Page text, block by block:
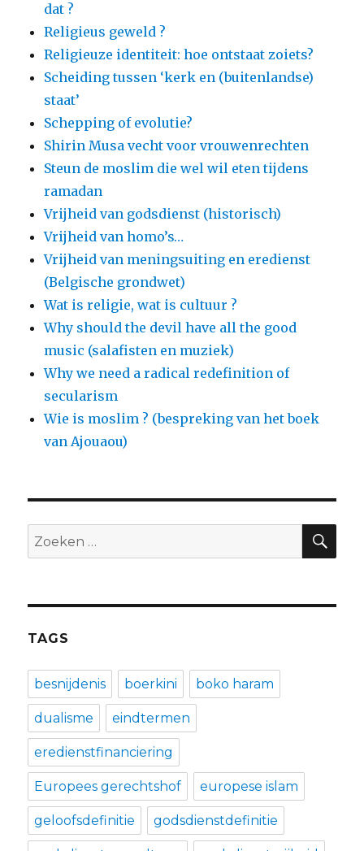
dat ?
Religieus geweld ?
Religieuze identiteit: hoe ontstaat zoiets?
Scheiding tussen ‘kerk en (buitenlandse)
staat’
Schepping of evolutie?
Shirin Musa vecht voor vrouwenrechten
Steun de moslim die wel wil eten tijdens
ramadan
Vrijheid van godsdienst (historisch)
Vrijheid van homo’s…
Vrijheid van meningsuiting en eredienst
(Belgische grondwet)
Wat is religie, wat is cultuur ?
Why should the devil have all the good
music (salafisten en muziek)
Why we need a radical redefinition of
secularism
Wie is moslim ? (bespreking van het boek
van Ajouaou)
Zoeken
naar:
TAGS
besnijdenis boerkini boko haram
dualisme eindtermen
eredienstfinanciering
Europees gerechtshof europese islam
geloofsdefinitie godsdienstdefinitie